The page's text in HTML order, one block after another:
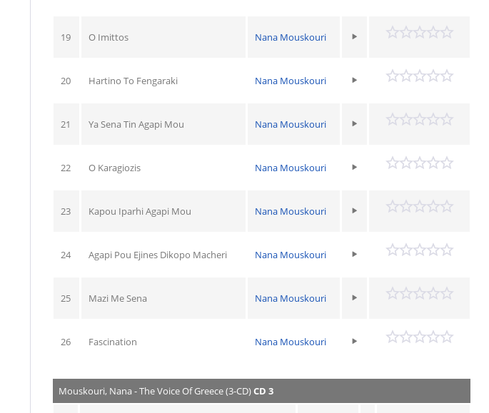
19 O Imittos Nana Mouskouri
20 Hartino To Fengaraki Nana Mouskouri
21 Ya Sena Tin Agapi Mou Nana Mouskouri
22 O Karagiozis Nana Mouskouri
23 Kapou Iparhi Agapi Mou Nana Mouskouri
24 Agapi Pou Ejines Dikopo Macheri Nana Mouskouri
25 Mazi Me Sena Nana Mouskouri
26 Fascination Nana Mouskouri
Mouskouri, Nana - The Voice Of Greece (3-CD)CD 3